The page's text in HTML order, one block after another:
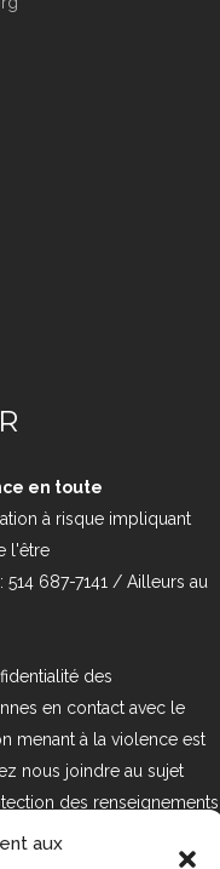
aux
en toute
à risque impliquant
l'être
514 687-7141 / Ailleurs au
des
en contact avec le
menant à la violence est
nous joindre au sujet
des renseignements
communiquer avec
Pour en savoir